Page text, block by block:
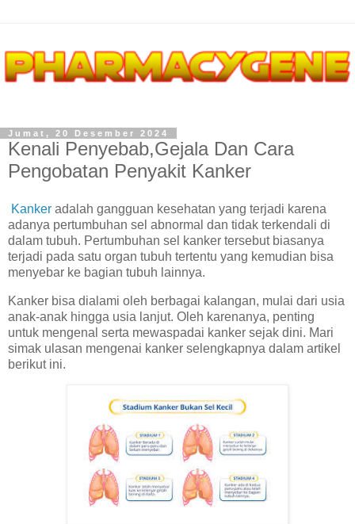
Jumat, 20 Desember 2024
Kenali Penyebab,Gejala Dan Cara
Pengobatan Penyakit Kanker
Kanker adalah gangguan kesehatan yang terjadi karena
adanya pertumbuhan sel abnormal dan tidak terkendali di
dalam tubuh. Pertumbuhan sel kanker tersebut biasanya
terjadi pada satu organ tubuh tertentu yang kemudian bisa
menyebar ke bagian tubuh lainnya.
Kanker bisa dialami oleh berbagai kalangan, mulai dari usia
anak-anak hingga usia lanjut. Oleh karenanya, penting
untuk mengenal serta mewaspadai kanker sejak dini. Mari
simak ulasan mengenai kanker selengkapnya dalam artikel
berikut ini.